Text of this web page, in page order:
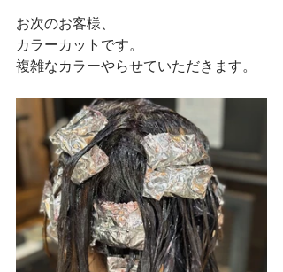
お次のお客様、
カラーカットです。
複雑なカラーやらせていただきます。